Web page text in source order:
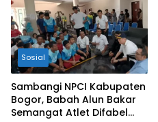
Sosial
Sambangi NPCI Kabupaten
Bogor, Babah Alun Bakar
Semangat Atlet Difabel